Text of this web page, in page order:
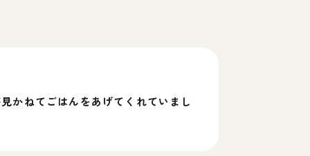
かねてごはんをあげてくれていまし